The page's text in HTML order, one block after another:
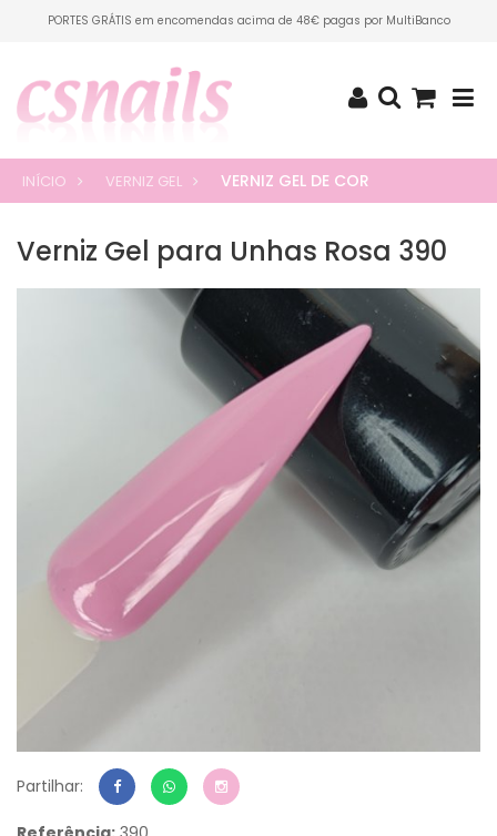
PORTES GRÁTIS em encomendas acima de 48€ pagas por MultiBanco
INÍCIO VERNIZ GEL VERNIZ GEL DE COR
Verniz Gel para Unhas Rosa 390
Partilhar: